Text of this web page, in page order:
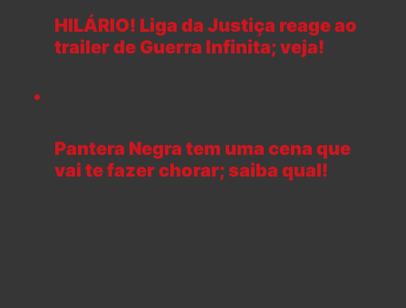
HILÁRIO! Liga da Justiça reage ao
trailer de Guerra Infinita; veja!
Pantera Negra tem uma cena que
vai te fazer chorar; saiba qual!